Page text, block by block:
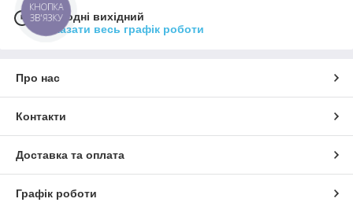
Сьогодні вихідний
Показати весь графік роботи
Про нас
Контакти
Доставка та оплата
Графік роботи
КНОПКА
ЗВ'ЯЗКУ